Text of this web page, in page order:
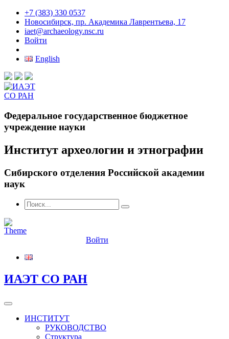
+7 (383) 330 0537
Новосибирск, пр. Академика Лаврентьева, 17
iaet@archaeology.nsc.ru
Войти
English
Федеральное государственное бюджетное
учреждение науки
Институт археологии и этнографии
Сибирского отделения Российской академии
наук
Войти
ИАЭТ СО РАН
ИНСТИТУТ
РУКОВОДСТВО
Структура